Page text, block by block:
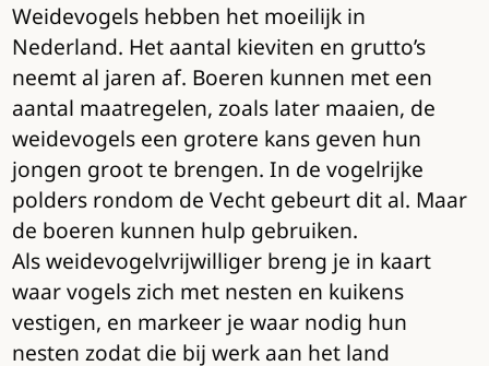
Weidevogels hebben het moeilijk in
Nederland. Het aantal kieviten en grutto’s
neemt al jaren af. Boeren kunnen met een
aantal maatregelen, zoals later maaien, de
weidevogels een grotere kans geven hun
jongen groot te brengen. In de vogelrijke
polders rondom de Vecht gebeurt dit al. Maar
de boeren kunnen hulp gebruiken.
Als weidevogelvrijwilliger breng je in kaart
waar vogels zich met nesten en kuikens
vestigen, en markeer je waar nodig hun
nesten zodat die bij werk aan het land